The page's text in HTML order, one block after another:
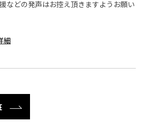
などの発声はお控え頂きますようお願い
細